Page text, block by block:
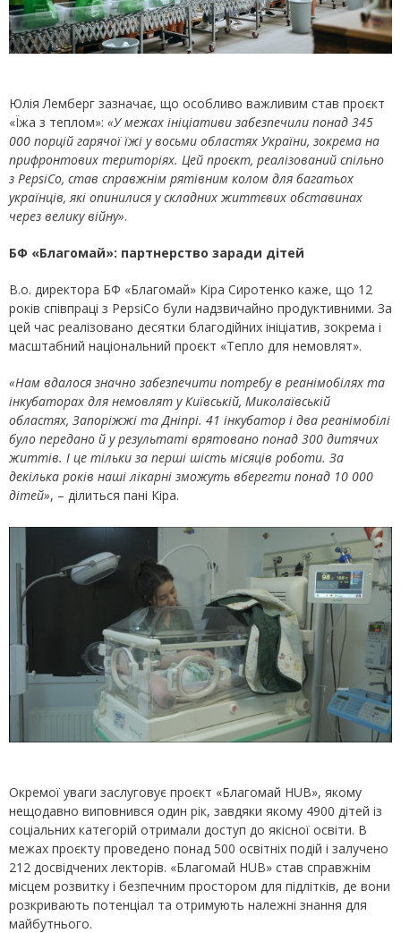
Юлія Лемберг зазначає, що особливо важливим став проєкт
«Їжа з теплом»: «У межах ініціативи забезпечили понад 345
000 порцій гарячої їжі у восьми областях України, зокрема на
прифронтових територіях. Цей проєкт, реалізований спільно
з PepsiCo, став справжнім рятівним колом для багатьох
українців, які опинилися у складних життєвих обставинах
через велику війну».
БФ «Благомай»: партнерство заради дітей
В.о. директора БФ «Благомай» Кіра Сиротенко каже, що 12
років співпраці з PepsiCo були надзвичайно продуктивними. За
цей час реалізовано десятки благодійних ініціатив, зокрема і
масштабний національний проєкт «Тепло для немовлят».
«Нам вдалося значно забезпечити потребу в реанімобілях та
інкубаторах для немовлят у Київській, Миколаївській
областях, Запоріжжі та Дніпрі. 41 інкубатор і два реанімобілі
було передано й у результаті врятовано понад 300 дитячих
життів. І це тільки за перші шість місяців роботи. За
декілька років наші лікарні зможуть вберегти понад 10 000
дітей», – ділиться пані Кіра.
Окремої уваги заслуговує проєкт «Благомай HUB», якому
нещодавно виповнився один рік, завдяки якому 4900 дітей із
соціальних категорій отримали доступ до якісної освіти. В
межах проєкту проведено понад 500 освітніх подій і залучено
212 досвідчених лекторів. «Благомай HUB» став справжнім
місцем розвитку і безпечним простором для підлітків, де вони
розкривають потенціал та отримують належні знання для
майбутнього.